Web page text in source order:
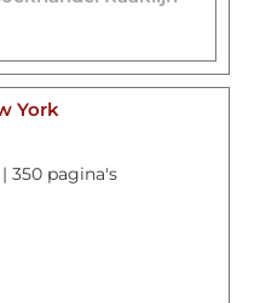
York
| 350 pagina's